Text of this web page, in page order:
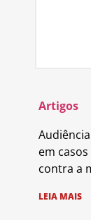
Artigos
em
contra a
LEIA MAIS